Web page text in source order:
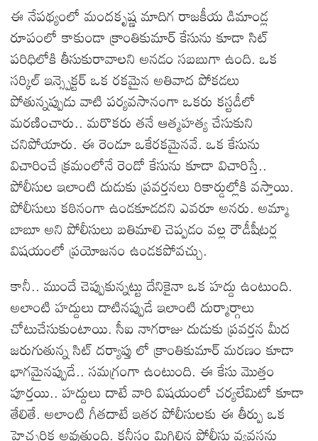
ఈ నేపథ్యంలో మందకృష్ణ మాదిగ రాజకీయ డిమాండ్ల
రూపంలో కాకుండా క్రాంతికుమార్ కేసును కూడా సిట్
పరిధిలోకి తీసుకురావాలని అనడం సబబుగా ఉంది. ఒక
సర్కిల్ ఇన్స్పెక్టర్ ఒక రకమైన అతివాద పోకడలు
పోతున్నప్పుడు వాటి పర్యవసానంగా ఒకరు కస్టడీలో
మరణించారు.. మరొకరు తనే ఆత్మహత్య చేసుకుని
చనిపోయారు. ఈ రెండూ ఒకేరకమైనవే. ఒక కేసును
విచారించే క్రమంలోనే రెండో కేసును కూడా విచారిస్తే..
పోలీసుల ఇలాంటి దుడుకు ప్రవర్తనలు రికార్డుల్లోకి వస్తాయి.
పోలీసులు కఠినంగా ఉండకూడదని ఎవరూ అనరు. అమ్మా
బాబూ అని పోలీసులు బతిమాలి చెప్పడం వల్ల రౌడీషీటర్ల
విషయంలో ప్రయోజనం ఉండకపోవచ్చు.
కానీ.. ముందే చెప్పుకున్నట్టు దేనికైనా ఒక హద్దు ఉంటుంది.
అలాంటి హద్దులు దాటినప్పుడే ఇలాంటి దుర్మార్గాలు
చోటుచేసుకుంటాయి. సీఐ నాగరాజు దుడుకు ప్రవర్తన మీద
జరుగుతున్న సిట్ దర్యాప్తు లో క్రాంతికుమార్ మరణం కూడా
భాగమైనప్పుడే.. సమగ్రంగా ఉంటుంది. ఈ కేసు మొత్తం
పూర్తయి.. హద్దులు దాటే వారి విషయంలో చర్యలేమిటో కూడా
తేలితే. అలాంటి గీతదాటే ఇతర పోలీసులకు ఈ తీర్పు ఒక
హెచ్చరిక అవుతుంది. కనీసం మిగిలిన పోలీసు వ్యవస్థను